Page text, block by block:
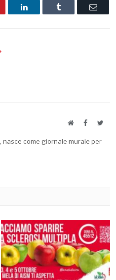
LinkedIn Tumblr Email
WebsiteFacebook
nasce come giornale murale per